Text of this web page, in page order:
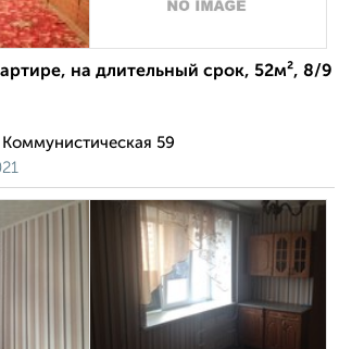
на длительный срок, 52м², 8/9
59